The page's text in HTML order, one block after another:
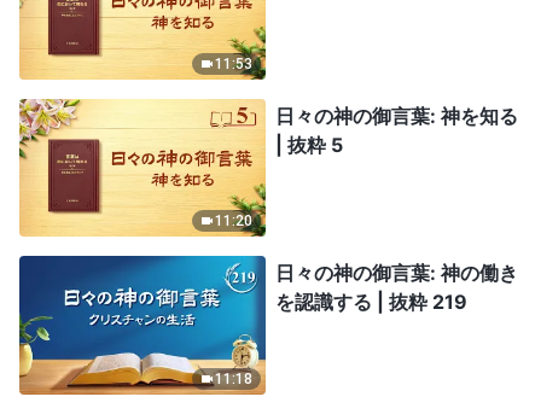
11:53
11:20
日々の神の御言葉: 神を知る
| 抜粋 5
11:18
日々の神の御言葉: 神の働き
を認識する | 抜粋 219